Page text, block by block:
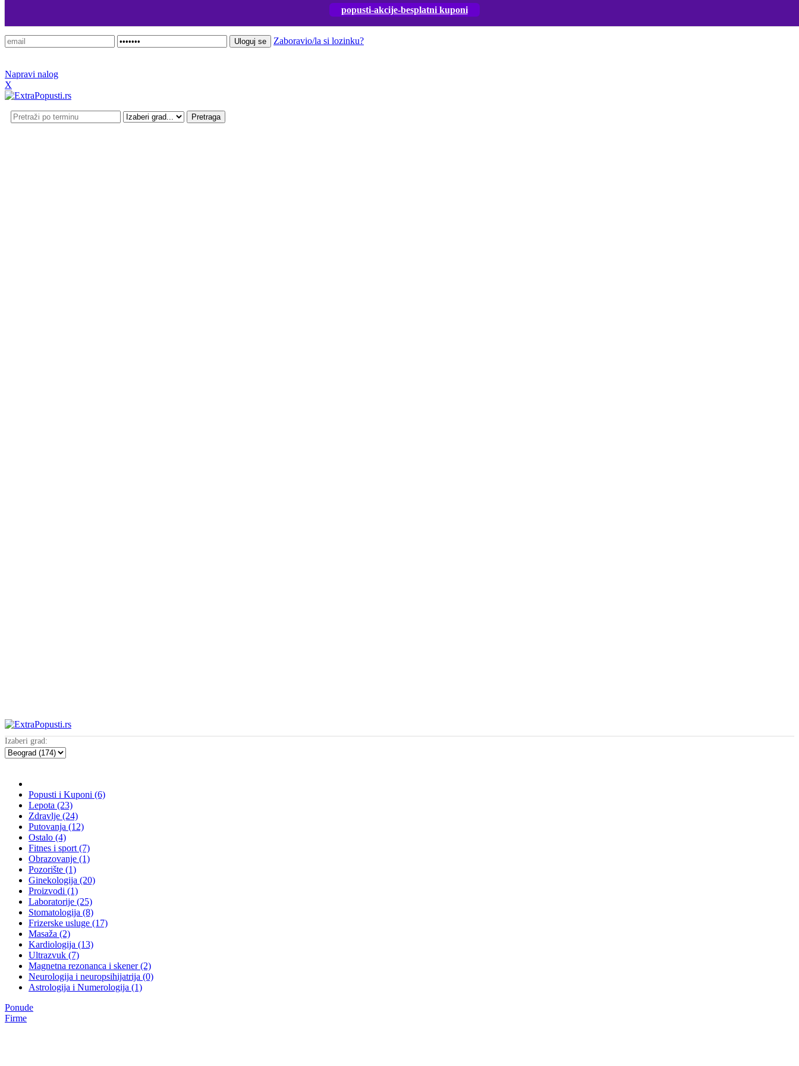
popusti-akcije-besplatni kuponi
Zaboravio/la si lozinku?
Napravi nalog
X
Izaberi grad:
Popusti i Kuponi (6)
Lepota (23)
Zdravlje (24)
Putovanja (12)
Ostalo (4)
Fitnes i sport (7)
Obrazovanje (1)
Pozorište (1)
Ginekologija (20)
Proizvodi (1)
Laboratorije (25)
Stomatologija (8)
Frizerske usluge (17)
Masaža (2)
Kardiologija (13)
Ultrazvuk (7)
Magnetna rezonanca i skener (2)
Neurologija i neuropsihijatrija (0)
Astrologija i Numerologija (1)
Ponude
Firme